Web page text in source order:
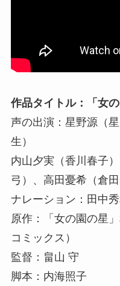
作品タイトル：「女の
声の出演：星野源（
生）
内山夕実（香川春子
弓）、高田憂希（倉田
ナレーション：田中
原作：「女の園の星
コミックス）
監督：畠山 守
脚本：内海照子